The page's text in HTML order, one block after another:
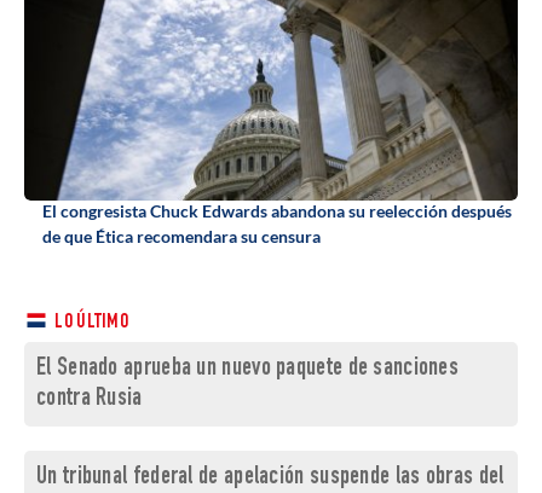
El congresista Chuck Edwards abandona su reelección después
de que Ética recomendara su censura
LO ÚLTIMO
El Senado aprueba un nuevo paquete de sanciones
contra Rusia
Un tribunal federal de apelación suspende las obras del